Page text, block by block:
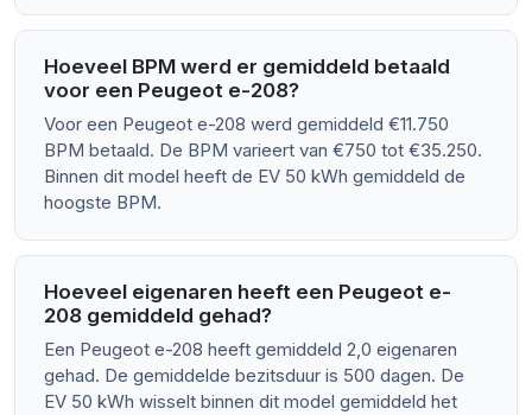
Hoeveel BPM werd er gemiddeld betaald
voor een Peugeot e-208?
Voor een Peugeot e-208 werd gemiddeld €11.750
BPM betaald. De BPM varieert van €750 tot €35.250.
Binnen dit model heeft de EV 50 kWh gemiddeld de
hoogste BPM.
Hoeveel eigenaren heeft een Peugeot e-
208 gemiddeld gehad?
Een Peugeot e-208 heeft gemiddeld 2,0 eigenaren
gehad. De gemiddelde bezitsduur is 500 dagen. De
EV 50 kWh wisselt binnen dit model gemiddeld het